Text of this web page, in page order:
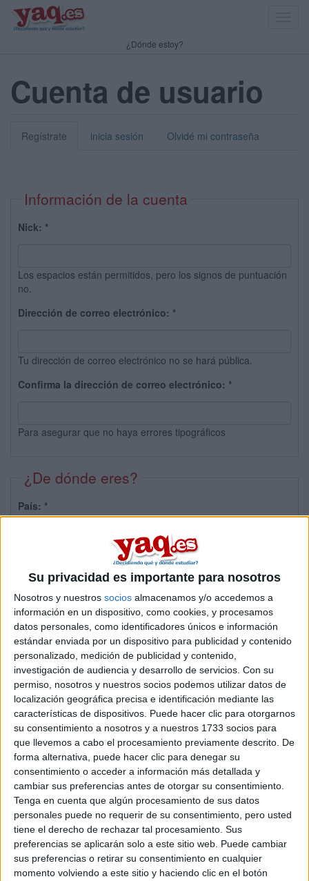
Su privacidad es importante para nosotros
Nosotros y nuestros socios almacenamos y/o accedemos a
información en un dispositivo, como cookies, y procesamos
datos personales, como identificadores únicos e información
estándar enviada por un dispositivo para publicidad y contenido
personalizado, medición de publicidad y contenido,
investigación de audiencia y desarrollo de servicios. Con su
permiso, nosotros y nuestros socios podemos utilizar datos de
localización geográfica precisa e identificación mediante las
características de dispositivos. Puede hacer clic para otorgarnos
su consentimiento a nosotros y a nuestros 1733 socios para
que llevemos a cabo el procesamiento previamente descrito. De
forma alternativa, puede hacer clic para denegar su
consentimiento o acceder a información más detallada y
cambiar sus preferencias antes de otorgar su consentimiento.
Tenga en cuenta que algún procesamiento de sus datos
personales puede no requerir de su consentimiento, pero usted
tiene el derecho de rechazar tal procesamiento. Sus
preferencias se aplicarán solo a este sitio web. Puede cambiar
sus preferencias o retirar su consentimiento en cualquier
momento volviendo a este sitio y haciendo clic en el botón
¿Dónde estoy?
Cuenta de usuario
Regístrate inicia sesión Olvidé mi contraseña
Información de la cuenta
Nick: *
Los espacios están permitidos, pero los signos de puntuación
no.
Dirección de correo electrónico: *
Tu dirección de correo electrónico no se hará pública.
Confirma la dirección de correo electrónico: *
Para asegurar que no haya errores tipográficos
¿De dónde eres?
País: *
Sobre ti
Soy:*
Chico
Chica
¿En qué año terminas (o terminaste) bachillerato o FP?
Soy estudiante de:*
Términos y Condiciones de Uso